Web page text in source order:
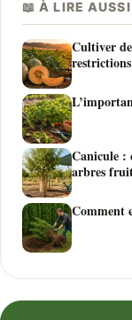
📖 À LIRE AUSSI
Cultiver
Canicule :
arbres